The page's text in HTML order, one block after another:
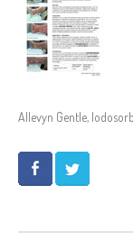
Allevyn Gentle, Iodosorb